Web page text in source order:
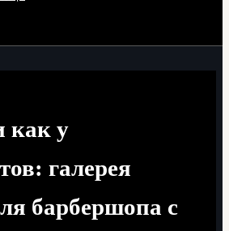
как у
галерея
барбершопа с